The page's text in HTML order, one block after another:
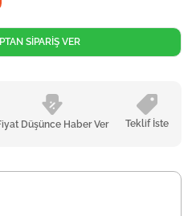
Düşünce Haber Ver Teklif İste
SİPARİŞ VER